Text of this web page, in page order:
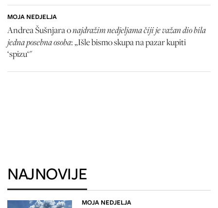
MOJA NEDJELJA
Andrea Šušnjara onajdražim nedjeljama čiji je važan dio bila
jedna posebna osoba: „Išle bismo skupa na pazar kupiti
‘spizu‘"
NAJNOVIJE
MOJA NEDJELJA